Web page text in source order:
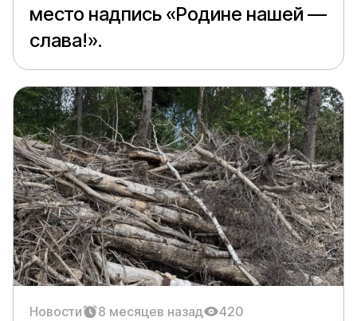
место надпись «Родине нашей —
слава!».
Новости 8 месяцев назад 420